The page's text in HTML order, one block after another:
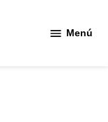
Menú